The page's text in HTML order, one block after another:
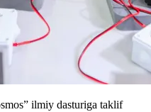
ilmiy dasturiga taklif